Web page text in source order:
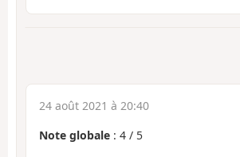
24 août 2021 à 20:40
Note globale : 4 / 5